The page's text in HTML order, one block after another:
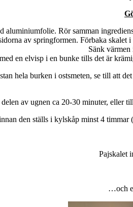
aluminiumfolie. Rör samman
av springformen. Förbaka
Sänk
en elvisp i en bunke tills det är
hela burken i ostsmeten, se till att
av ugnen ca 20-30 minuter, eller
den ställs i kylskåp minst 4 timmar
Pajskalet
…och